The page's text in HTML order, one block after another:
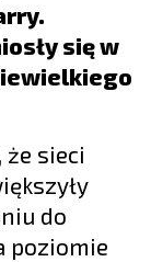
się w
że sieci
do
poziomie